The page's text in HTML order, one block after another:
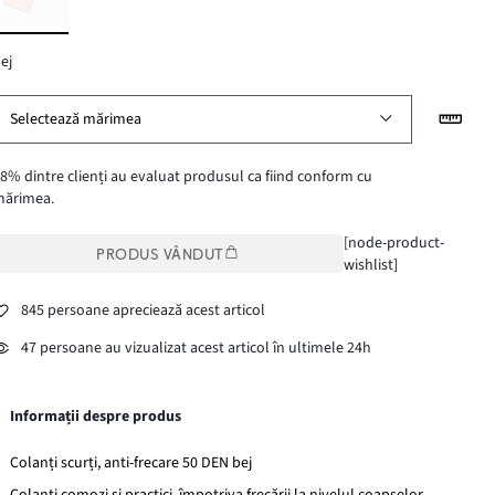
Selectează mărimea
dintre clienți au evaluat produsul ca fiind conform cu
PRODUS VÂNDUT
[node-product-
wishlist]
845 persoane apreciează acest articol
47 persoane au vizualizat acest articol în ultimele 24h
Informații despre produs
Colanți scurți, anti-frecare 50 DEN bej